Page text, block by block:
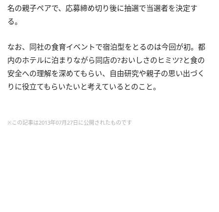
名の親子ペアで、応募締め切り後に抽選で当選者を決定す
る。
なお、同社の食育イベントで宿泊型をとるのは今回が初。都
内のホテルに泊まりながら同店の?おいしさのヒミツ?と食の
安全への理解を深めてもらい、自由研究や親子の思い出づく
りに役立てもらいたいと考えているとのこと。
※この記事は2013年07月27日に公開されたものです